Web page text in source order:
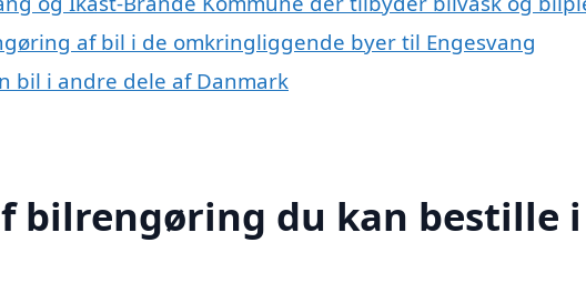
af bil i de omkringliggende byer til Engesvang
bil i andre dele af Danmark
bilrengøring du kan bestille i